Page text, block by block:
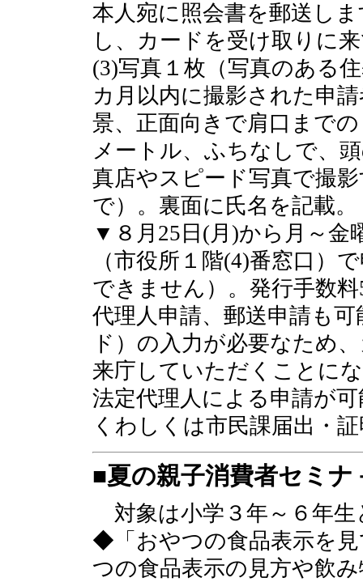
本人宛に照会書を郵送し
し、カードを受け取りに
(3)写真１枚（写真のある
カ月以内に撮影された申
景、正面向きで肩口まで
メートル、ふちなしで、
真店やスピード写真で撮
で）。裏面に氏名を記載。
▼８月25日(月)から月～金
（市役所１階(4)番窓口）
できません）。発行手数料
代理人申請、郵送申請も
ド）の入力が必要なため
来庁していただくことに
法定代理人による申請が
くわしくは市民課届出・
■夏の親子消費者セミナ
対象は小学３年～６年生
◆「おやつの食品表示を
つの食品表示の見方や飲